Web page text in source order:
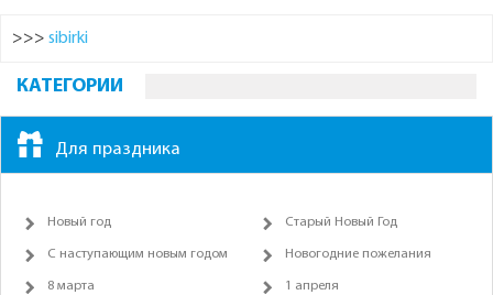
>>> sibirki
КАТЕГОРИИ
Для праздника
Новый год Старый Новый Год
С наступающим новым годом Новогодние пожелания
8 марта 1 апреля